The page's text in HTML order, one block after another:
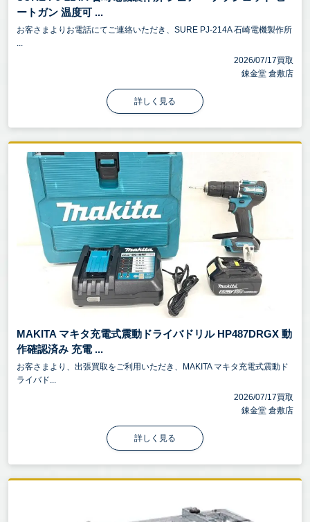
ートガン 温度可 ...
お客さまよりお電話にてご連絡いただき、SURE PJ-214A 石崎電機製作所
2026/07/17買取
錬金堂 倉敷店
詳しく見る
MAKITA マキタ充電式震動ドライバドリル HP487DRGX 動
作確認済み 充電 ...
お客さまより、出張買取をご利用いただき、MAKITA マキタ充電式震動ド
ライバド...
2026/07/17買取
錬金堂 倉敷店
詳しく見る